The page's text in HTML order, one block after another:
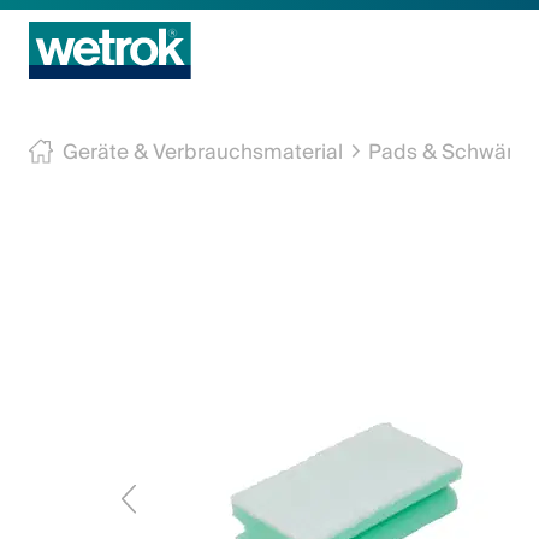
Reinigungsprodukte
Unternehmen
Geräte & Verbrauchsmaterial Pads &